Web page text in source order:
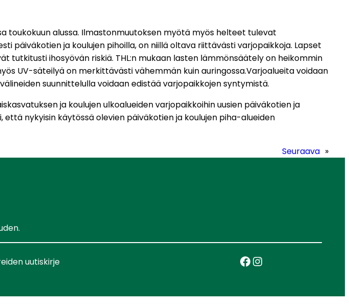
toukokuun alussa. Ilmastonmuutoksen myötä myös helteet tulevat
päiväkotien ja koulujen pihoilla, on niillä oltava riittävästi varjopaikkoja. Lapset
ihosyövän riskiä. THL:n mukaan lasten lämmönsäätely on heikommin
UV-säteilyä on merkittävästi vähemmän kuin auringossa.Varjoalueita voidaan
suunnittelulla voidaan edistää varjopaikkojen syntymistä.
ja koulujen ulkoalueiden varjopaikkoihin uusien päiväkotien ja
nykyisin käytössä olevien päiväkotien ja koulujen piha-alueiden
Seuraava »
uutiskirje Facebook
Instagram